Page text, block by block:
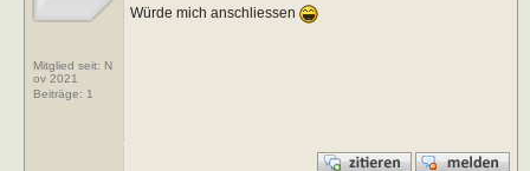
Mitglied seit: N
ov 2021
Beiträge: 1
Würde mich anschliessen